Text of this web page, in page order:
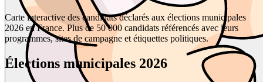
Carte interactive des candidats déclarés aux élections municipales
2026 en France. Plus de 50 000 candidats référencés avec leurs
programmes, sites de campagne et étiquettes politiques.
Élections municipales 2026